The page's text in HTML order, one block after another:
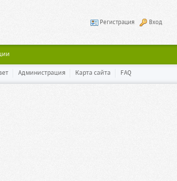
Регистрация Вход
Администрация Карта сайта FAQ